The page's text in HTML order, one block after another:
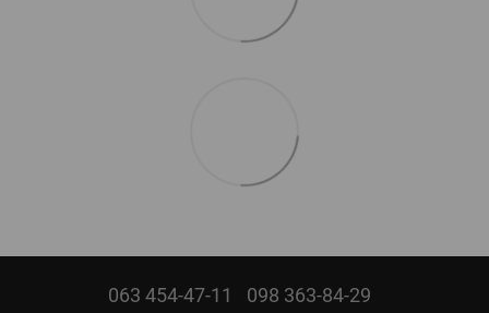
063 454-47-11 098 363-84-29